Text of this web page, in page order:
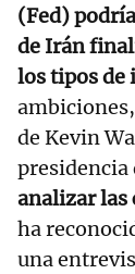
(Fed)
de Irán
los tipos de
de Kevin
presidencia
analizar las
ha
una